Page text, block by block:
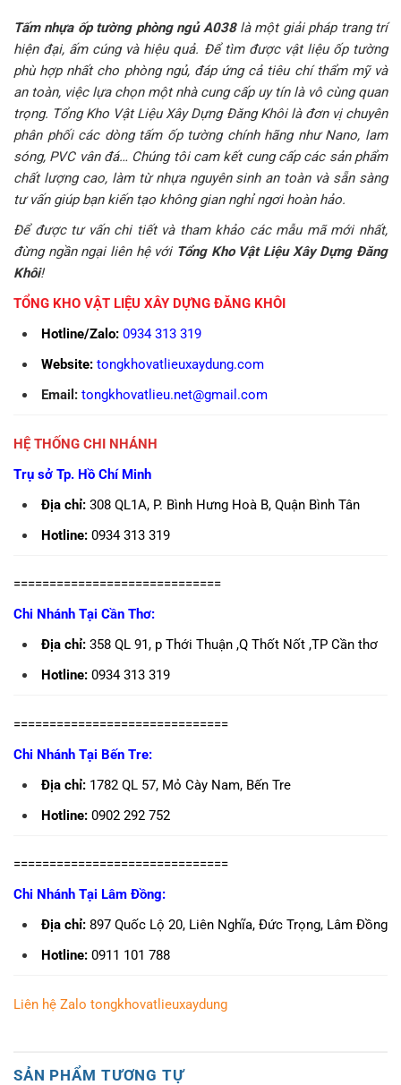
Tấm nhựa ốp tường phòng ngủ A038là một giải pháp trang trí
hiện đại, ấm cúng và hiệu quả. Để tìm được vật liệu ốp tường
phù hợp nhất cho phòng ngủ, đáp ứng cả tiêu chí thẩm mỹ và
an toàn, việc lựa chọn một nhà cung cấp uy tín là vô cùng quan
trọng. Tổng Kho Vật Liệu Xây Dựng Đăng Khôi là đơn vị chuyên
phân phối các dòng tấm ốp tường chính hãng như Nano, lam
sóng, PVC vân đá… Chúng tôi cam kết cung cấp các sản phẩm
chất lượng cao, làm từ nhựa nguyên sinh an toàn và sẵn sàng
tư vấn giúp bạn kiến tạo không gian nghỉ ngơi hoàn hảo.
Để được tư vấn chi tiết và tham khảo các mẫu mã mới nhất,
đừng ngần ngại liên hệ với Tổng Kho Vật Liệu Xây Dựng Đăng
Khôi!
TỔNG KHO VẬT LIỆU XÂY DỰNG ĐĂNG KHÔI
Hotline/Zalo: 0934 313 319
Website: tongkhovatlieuxaydung.com
Email: tongkhovatlieu.net@gmail.com
HỆ THỐNG CHI NHÁNH
Trụ sở Tp. Hồ Chí Minh
Địa chỉ: 308 QL1A, P. Bình Hưng Hoà B, Quận Bình Tân
Hotline: 0934 313 319
=============================
Chi Nhánh Tại Cần Thơ:
Địa chỉ: 358 QL 91, p Thới Thuận ,Q Thốt Nốt ,TP Cần thơ
Hotline: 0934 313 319
==============================
Chi Nhánh Tại Bến Tre:
Địa chỉ: 1782 QL 57, Mỏ Cày Nam, Bến Tre
Hotline: 0902 292 752
==============================
Chi Nhánh Tại Lâm Đồng:
Địa chỉ: 897 Quốc Lộ 20, Liên Nghĩa, Đức Trọng, Lâm Đồng
Hotline: 0911 101 788
Liên hệ Zalo tongkhovatlieuxaydung
SẢN PHẨM TƯƠNG TỰ